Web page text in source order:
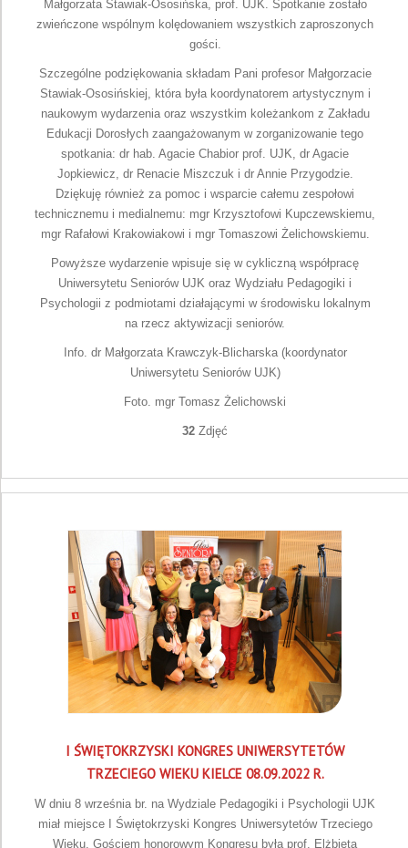
Małgorzata Stawiak-Ososińska, prof. UJK. Spotkanie zostało
zwieńczone wspólnym kolędowaniem wszystkich zaproszonych
gości.
Szczególne podziękowania składam Pani profesor Małgorzacie
Stawiak-Ososińskiej, która była koordynatorem artystycznym i
naukowym wydarzenia oraz wszystkim koleżankom z Zakładu
Edukacji Dorosłych zaangażowanym w zorganizowanie tego
spotkania: dr hab. Agacie Chabior prof. UJK, dr Agacie
Jopkiewicz, dr Renacie Miszczuk i dr Annie Przygodzie.
Dziękuję również za pomoc i wsparcie całemu zespołowi
technicznemu i medialnemu: mgr Krzysztofowi Kupczewskiemu,
mgr Rafałowi Krakowiakowi i mgr Tomaszowi Żelichowskiemu.
Powyższe wydarzenie wpisuje się w cykliczną współpracę
Uniwersytetu Seniorów UJK oraz Wydziału Pedagogiki i
Psychologii z podmiotami działającymi w środowisku lokalnym
na rzecz aktywizacji seniorów.
Info. dr Małgorzata Krawczyk-Blicharska (koordynator
Uniwersytetu Seniorów UJK)
Foto. mgr Tomasz Żelichowski
32 Zdjęć
I ŚWIĘTOKRZYSKI KONGRES UNIWERSYTETÓW
TRZECIEGO WIEKU KIELCE 08.09.2022 R.
W dniu 8 września br. na Wydziale Pedagogiki i Psychologii UJK
miał miejsce I Świętokrzyski Kongres Uniwersytetów Trzeciego
Wieku. Gościem honorowym Kongresu była prof. Elżbieta